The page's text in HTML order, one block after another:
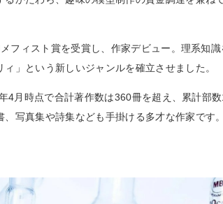
フィスト賞を受賞し、作家デビュー。理系知
」という新しいジャンルを確立させました。
4月時点で合計著作数は360冊を超え、累計部
写真集や詩集なども手掛ける多才な作家です。